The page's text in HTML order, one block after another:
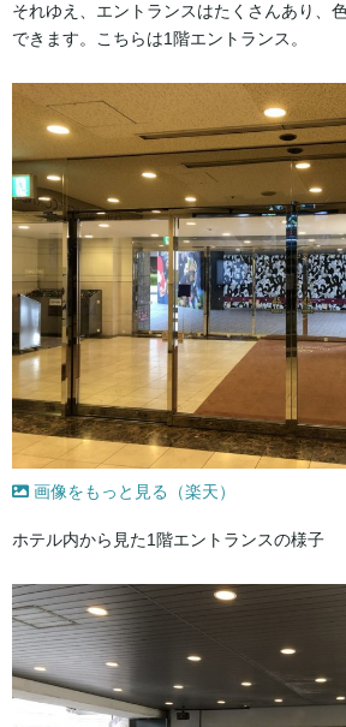
それゆえ、エントランスはたくさんあり、
できます。こちらは1階エントランス。
画像をもっと見る（楽天）
ホテル内から見た1階エントランスの様子